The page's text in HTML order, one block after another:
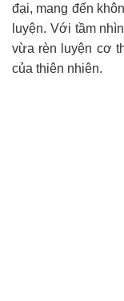
đại, mang đến
luyện. Với tầm
vừa rèn luyện cơ
của thiên nhiên.